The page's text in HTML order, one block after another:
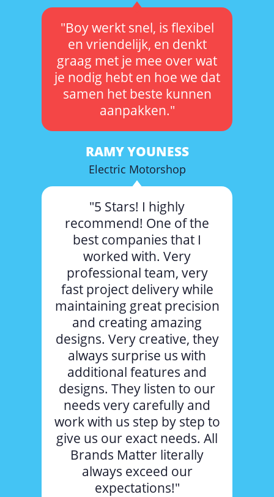
"Boy werkt snel, is flexibel
en vriendelijk, en denkt
graag met je mee over wat
je nodig hebt en hoe we dat
samen het beste kunnen
aanpakken."
"5 Stars! I highly
recommend! One of the
best companies that I
worked with. Very
professional team, very
fast project delivery while
maintaining great precision
and creating amazing
designs. Very creative, they
always surprise us with
additional features and
designs. They listen to our
needs very carefully and
work with us step by step to
give us our exact needs. All
Brands Matter literally
always exceed our
expectations!"
RAMY YOUNESS
Electric Motorshop